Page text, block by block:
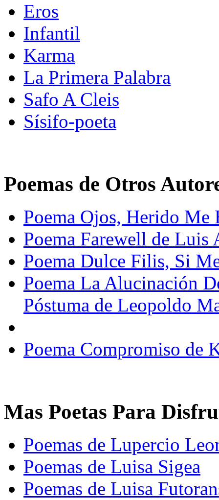
Eros
Infantil
Karma
La Primera Palabra
Safo A Cleis
Sísifo-poeta
Poemas de Otros
Poema Ojos, Herido
Poema Farewell de Luis
Poema Dulce Filis, Si
Poema La Alucinación
Póstuma de Leopoldo
Poema Compromiso de
Mas Poetas Para
Poemas de Lupercio
Poemas de Luisa Sigea
Poemas de Luisa